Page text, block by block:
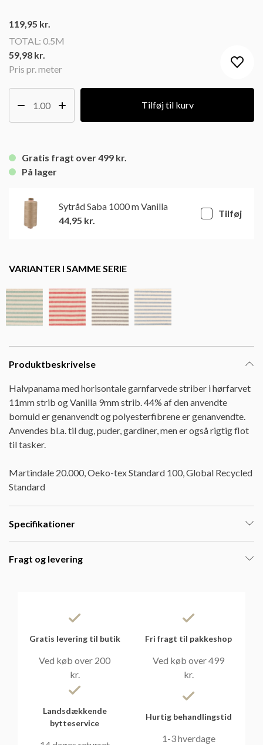
Pris pr. meter
119,95 kr.
TOTAL: 0.5M
59,98 kr.
Tilføj til kurv
Gratis fragt over 499 kr.
På lager
Sytråd Saba 1000 m Vanilla
44,95 kr.
Tilføj
VARIANTER I SAMME SERIE
Produktbeskrivelse
Halvpanama med horisontale garnfarvede striber i hørfarvet
11mm strib og Vanilla 9mm strib. 44% af den anvendte
bomuld er genanvendt og polyesterfibrene er genanvendte.
Anvendes bl.a. til dug, puder, gardiner, men er også rigtig flot
til tasker.
Martindale 20.000, Oeko-tex Standard 100, Global Recycled
Standard
Specifikationer
Fragt og levering
Gratis levering til butik
Ved køb over 200
kr.
Fri fragt til pakkeshop
Ved køb over 499
kr.
Landsdækkende
bytteservice
Hurtig behandlingstid
1-3 hverdage